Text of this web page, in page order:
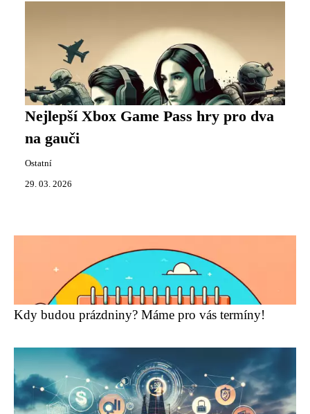
Nejlepší Xbox Game Pass hry pro dva
na gauči
Ostatní
29. 03. 2026
Kdy budou prázdniny? Máme pro vás termíny!